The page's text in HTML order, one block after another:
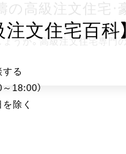
注文住宅百科】
る
18:00）
除く
の高級注文住宅・
うか。高級注文住宅専